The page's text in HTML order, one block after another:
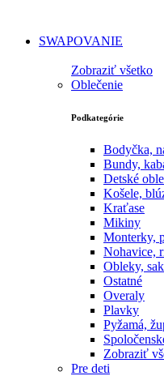
SWAPOVANIE
Zobraziť všetko
Oblečenie
Podkategórie
Bodyčka,
Bundy,
Detské
Košele,
Kraťase
Mikiny
Monterky,
Nohavice,
Obleky,
Ostatné
Overaly
Plavky
Pyžamá,
Zobraziť
Pre deti